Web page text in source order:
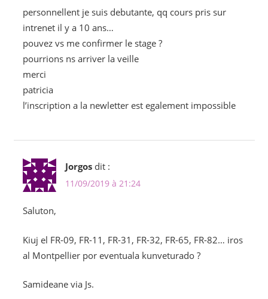
personnellent je suis debutante, qq cours pris sur
intrenet il y a 10 ans…
pouvez vs me confirmer le stage ?
pourrions ns arriver la veille
merci
patricia
l’inscription a la newletter est egalement impossible
Jorgos dit :
11/09/2019 à 21:24
Saluton,
Kiuj el FR-09, FR-11, FR-31, FR-32, FR-65, FR-82… iros
al Montpellier por eventuala kunveturado ?
Samideane via Js.